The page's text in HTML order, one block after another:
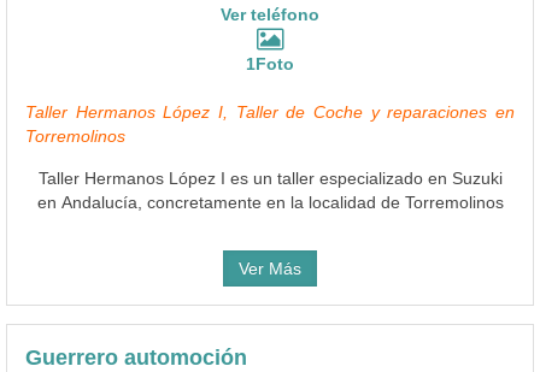
Ver teléfono
1Foto
Taller Hermanos López I, Taller de Coche y reparaciones en
Torremolinos
Taller Hermanos López I es un taller especializado en Suzuki
en Andalucía, concretamente en la localidad de Torremolinos
Ver Más
Guerrero automoción